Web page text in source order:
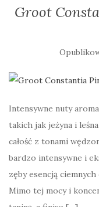
Groot
Intensywne nuty
takich jak jeżyna i
całość z tonami
bardzo intensywne i
zęby esencją
Mimo tej mocy i